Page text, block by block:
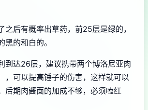
之后有概率出草药，前25层是绿的，
黑的和白的。
到达26层，建议携带两个博洛尼亚肉
，可以提高锤子的伤害，这样就可以
后期肉酱面的加成不够，必须嗑红